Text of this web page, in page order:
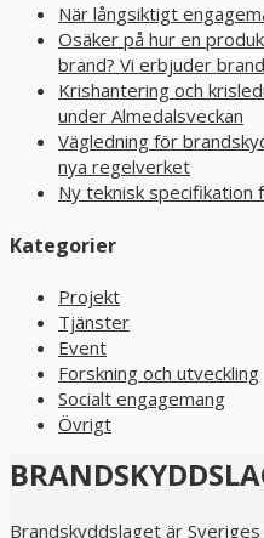
När långsiktigt
Osäker på hur en
brand? Vi erbjuder
Krishantering och
under Almedalsveckan
Vägledning för
nya regelverket
Ny teknisk specifikation
Kategorier
Projekt
Tjänster
Event
Forskning och utveckling
Socialt engagemang
Övrigt
Brandskyddslaget är